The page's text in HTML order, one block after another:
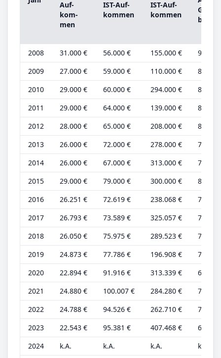
Auf­
kom­
men
IST-­Auf­
kom­men
IST-­Auf­
kom­men
Grund­
be­trag
2008 31.000 € 56.000 € 155.000 €
9.000 €
2009
27.000 € 59.000 € 110.000 €
8.000 €
2010
29.000 € 60.000 € 294.000 €
8.000 €
2011
29.000 € 64.000 € 139.000 €
8.000 €
2012
28.000 € 65.000 € 208.000 €
8.000 €
2013
26.000 € 72.000 € 278.000 €
7.000 €
2014
26.000 € 67.000 € 313.000 €
7.000 €
2015
29.000 € 79.000 € 300.000 €
8.000 €
2016
26.251 € 72.619 € 238.068 €
7.500 €
2017
26.793 € 73.589 € 325.057 €
7.655 €
2018
26.050 € 75.975 € 289.523 €
7.443 €
2019
24.873 € 77.786 € 196.908 €
7.107 €
2020
22.894 € 91.916 € 313.339 €
6.541 €
2021
24.880 € 100.007 € 284.280 €
7.109 €
2022
24.788 € 94.526 € 262.710 €
7.082 €
2023
22.543 € 95.381 € 407.468 €
6.441 €
2024
k.A. k.A. k.A.
k.A.